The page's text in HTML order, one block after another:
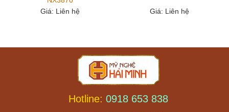
Giá: Liên hệ Giá: Liên hệ
Hotline: 0918 653 838